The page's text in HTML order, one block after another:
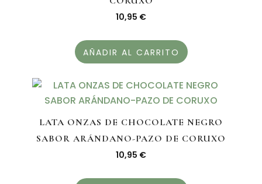
10,95 €
AÑADIR AL CARRITO
LATA ONZAS DE CHOCOLATE NEGRO
SABOR ARÁNDANO-PAZO DE CORUXO
10,95 €